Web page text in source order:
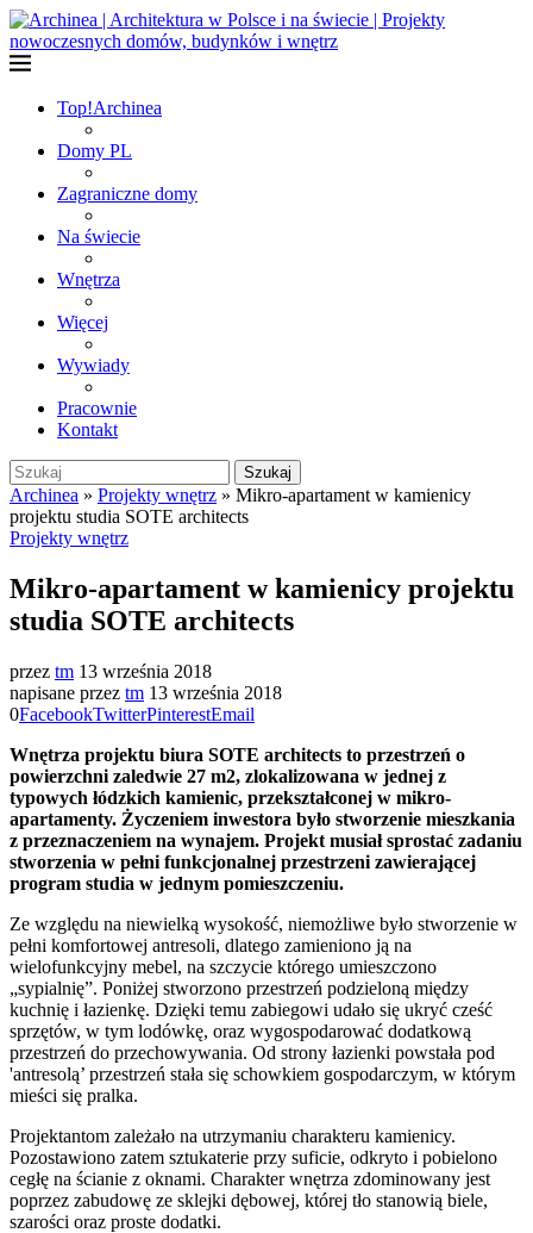
Top!Archinea
Domy PL
Zagraniczne domy
Na świecie
Wnętrza
Więcej
Wywiady
Pracownie
Kontakt
Szukaj
Archinea » Projekty wnętrz » Mikro-apartament w kamienicy
projektu studia SOTE architects
Projekty wnętrz
Mikro-apartament w kamienicy projektu
studia SOTE architects
przez tm 13 września 2018
napisane przez tm 13 września 2018
0FacebookTwitterPinterestEmail
Wnętrza projektu biura SOTE architects to przestrzeń o
powierzchni zaledwie 27 m2, zlokalizowana w jednej z
typowych łódzkich kamienic, przekształconej w mikro-
apartamenty. Życzeniem inwestora było stworzenie mieszkania
z przeznaczeniem na wynajem. Projekt musiał sprostać zadaniu
stworzenia w pełni funkcjonalnej przestrzeni zawierającej
program studia w jednym pomieszczeniu.
Ze względu na niewielką wysokość, niemożliwe było stworzenie w
pełni komfortowej antresoli, dlatego zamieniono ją na
wielofunkcyjny mebel, na szczycie którego umieszczono
„sypialnię”. Poniżej stworzono przestrzeń podzieloną między
kuchnię i łazienkę. Dzięki temu zabiegowi udało się ukryć cześć
sprzętów, w tym lodówkę, oraz wygospodarować dodatkową
przestrzeń do przechowywania. Od strony łazienki powstała pod
'antresolą’ przestrzeń stała się schowkiem gospodarczym, w którym
mieści się pralka.
Projektantom zależało na utrzymaniu charakteru kamienicy.
Pozostawiono zatem sztukaterie przy suficie, odkryto i pobielono
cegłę na ścianie z oknami. Charakter wnętrza zdominowany jest
poprzez zabudowę ze sklejki dębowej, której tło stanowią biele,
szarości oraz proste dodatki.